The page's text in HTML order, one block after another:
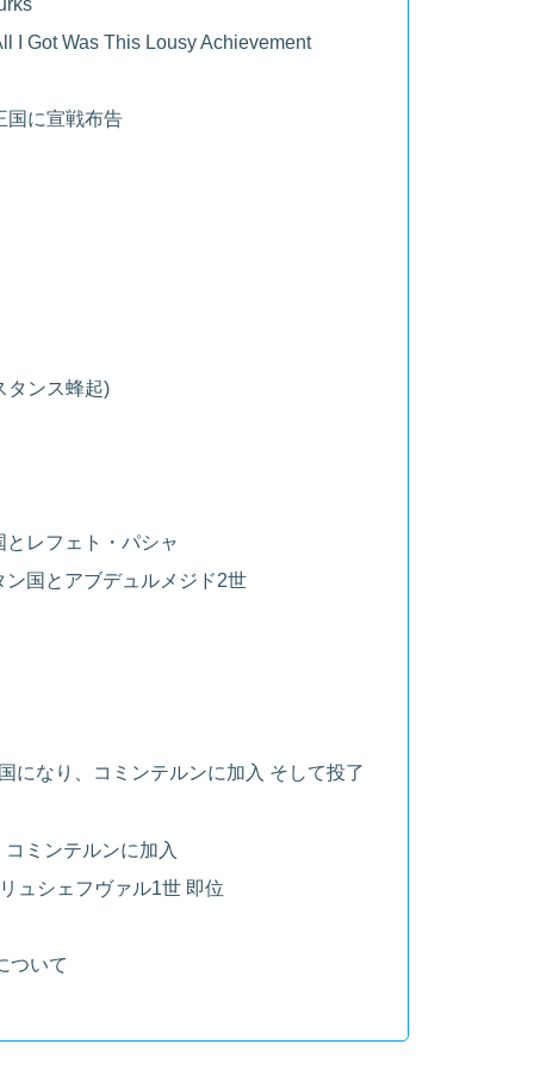
I Got Was This Lousy Achievement
国に宣戦布告
タンス蜂起)
レフェト・パシャ
国とアブデュルメジド2世
になり、コミンテルンに加入 そして投了
ミンテルンに加入
ュシェフヴァル1世 即位
ついて